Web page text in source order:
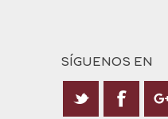
SÍGUENOS EN